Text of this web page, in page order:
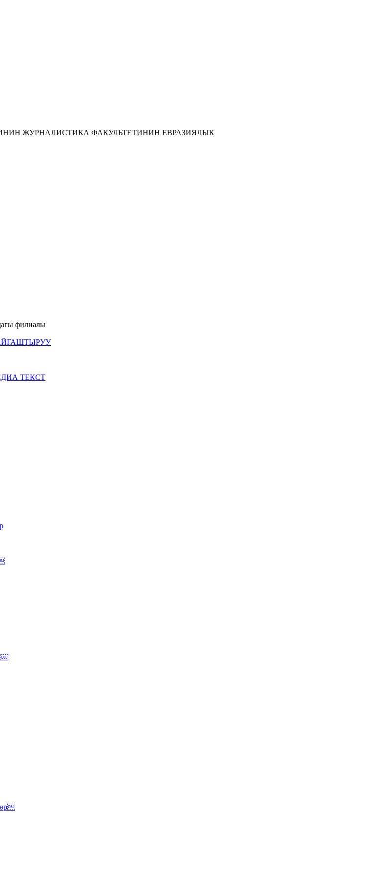
ЖУРНАЛИСТИКА ФАКУЛЬТЕТИНИН ЕВРАЗИЯЛЫК
филиалы
ТЕКСТ